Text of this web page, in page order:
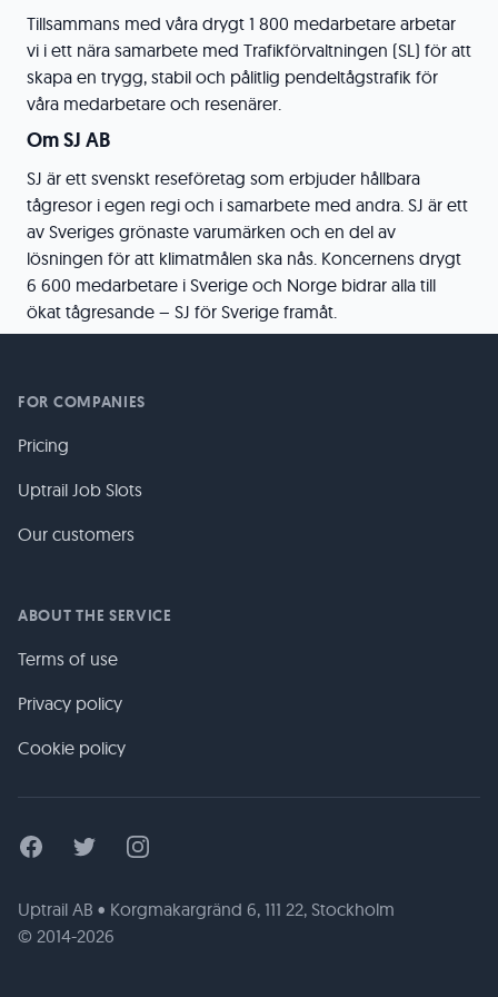
Tillsammans med våra drygt 1 800 medarbetare arbetar
vi i ett nära samarbete med Trafikförvaltningen (SL) för att
skapa en trygg, stabil och pålitlig pendeltågstrafik för
våra medarbetare och resenärer.
Om SJ AB
SJ är ett svenskt reseföretag som erbjuder hållbara
tågresor i egen regi och i samarbete med andra. SJ är ett
av Sveriges grönaste varumärken och en del av
lösningen för att klimatmålen ska nås. Koncernens drygt
6 600 medarbetare i Sverige och Norge bidrar alla till
ökat tågresande – SJ för Sverige framåt.
FOR COMPANIES
Pricing
Uptrail Job Slots
Our customers
ABOUT THE SERVICE
Terms of use
Privacy policy
Cookie policy
FacebookTwitter Instagram
Uptrail AB • Korgmakargränd 6, 111 22, Stockholm
© 2014-2026